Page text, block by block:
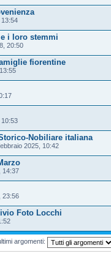
i loro stemmi
20:50
fiorentine
Nobiliare italiana
2025, 10:42
14:37
23:56
Foto Locchi
argomenti: